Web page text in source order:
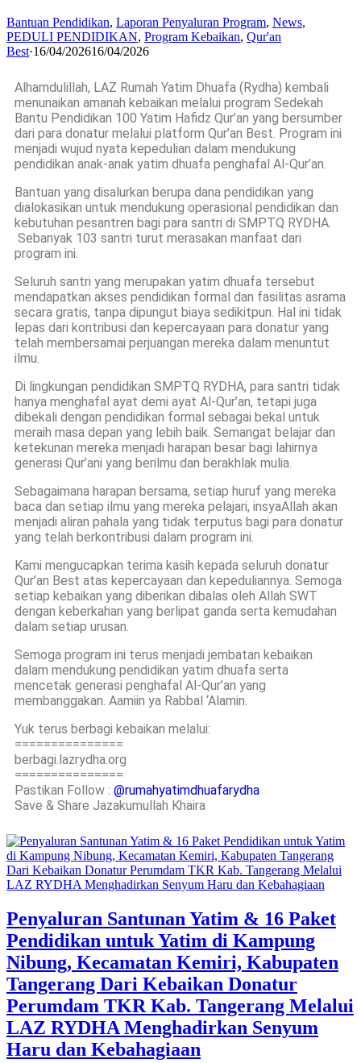
Bantuan Pendidikan, Laporan Penyaluran Program, News,
PEDULI PENDIDIKAN, Program Kebaikan, Qur'an
Best·16/04/202616/04/2026
Alhamdulillah, LAZ Rumah Yatim Dhuafa (Rydha) kembali
menunaikan amanah kebaikan melalui program Sedekah
Bantu Pendidikan 100 Yatim Hafidz Qur’an yang bersumber
dari para donatur melalui platform Qur’an Best. Program ini
menjadi wujud nyata kepedulian dalam mendukung
pendidikan anak-anak yatim dhuafa penghafal Al-Qur’an.
Bantuan yang disalurkan berupa dana pendidikan yang
dialokasikan untuk mendukung operasional pendidikan dan
kebutuhan pesantren bagi para santri di SMPTQ RYDHA.
Sebanyak 103 santri turut merasakan manfaat dari
program ini.
Seluruh santri yang merupakan yatim dhuafa tersebut
mendapatkan akses pendidikan formal dan fasilitas asrama
secara gratis, tanpa dipungut biaya sedikitpun. Hal ini tidak
lepas dari kontribusi dan kepercayaan para donatur yang
telah membersamai perjuangan mereka dalam menuntut
ilmu.
Di lingkungan pendidikan SMPTQ RYDHA, para santri tidak
hanya menghafal ayat demi ayat Al-Qur’an, tetapi juga
dibekali dengan pendidikan formal sebagai bekal untuk
meraih masa depan yang lebih baik. Semangat belajar dan
ketekunan mereka menjadi harapan besar bagi lahirnya
generasi Qur’ani yang berilmu dan berakhlak mulia.
Sebagaimana harapan bersama, setiap huruf yang mereka
baca dan setiap ilmu yang mereka pelajari, insyaAllah akan
menjadi aliran pahala yang tidak terputus bagi para donatur
yang telah berkontribusi dalam program ini.
Kami mengucapkan terima kasih kepada seluruh donatur
Qur’an Best atas kepercayaan dan kepeduliannya. Semoga
setiap kebaikan yang diberikan dibalas oleh Allah SWT
dengan keberkahan yang berlipat ganda serta kemudahan
dalam setiap urusan.
Semoga program ini terus menjadi jembatan kebaikan
dalam mendukung pendidikan yatim dhuafa serta
mencetak generasi penghafal Al-Qur’an yang
membanggakan. Aamiin ya Rabbal ‘Alamin.
Yuk terus berbagi kebaikan melalui:
===============
berbagi.lazrydha.org
===============
Pastikan Follow : @rumahyatimdhuafarydha
Save & Share Jazakumullah Khaira
Penyaluran Santunan Yatim & 16 Paket
Pendidikan untuk Yatim di Kampung
Nibung, Kecamatan Kemiri, Kabupaten
Tangerang Dari Kebaikan Donatur
Perumdam TKR Kab. Tangerang Melalui
LAZ RYDHA Menghadirkan Senyum
Haru dan Kebahagiaan